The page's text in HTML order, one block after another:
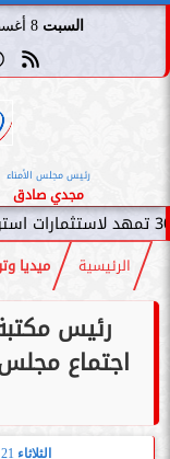
السبت 8 أغسطس 2026
رئيس مجلس الأمناء
مجدي صادق
الرئيسية ميديا
رئيس
اجتماع
الثلاثاء